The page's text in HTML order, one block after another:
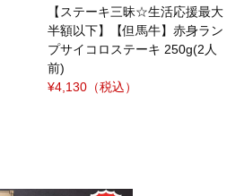
【ステーキ三昧☆生活応援最大
半額以下】【但馬牛】赤身ラン
プサイコロステーキ 250g(2人
前)
¥4,130 （税込）